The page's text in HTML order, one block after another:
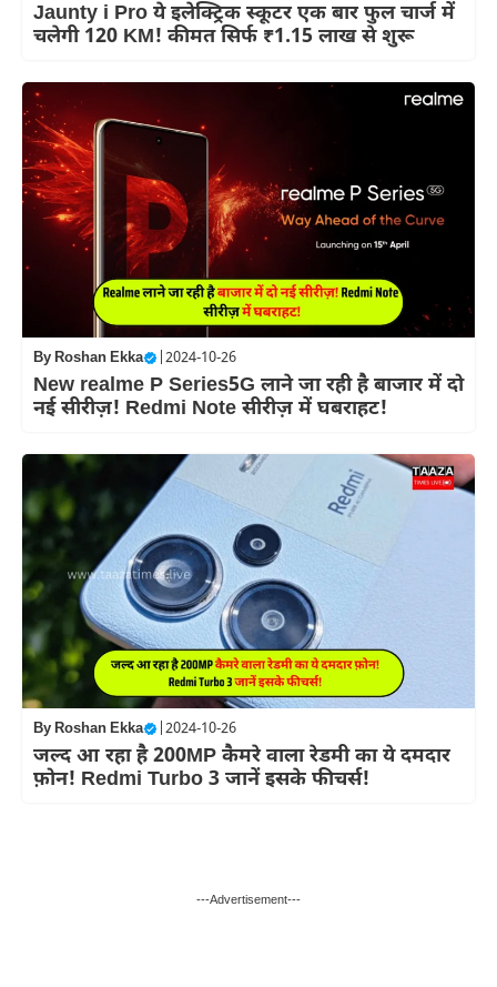
Jaunty i Pro ये इलेक्ट्रिक स्कूटर एक बार फुल चार्ज में
चलेगी 120 KM! कीमत सिर्फ ₹1.15 लाख से शुरू
ByRoshan Ekka 2024-10-26
New realme P Series5G लाने जा रही है बाजार में दो
नई सीरीज़! Redmi Note सीरीज़ में घबराहट!
ByRoshan Ekka 2024-10-26
जल्द आ रहा है 200MP कैमरे वाला रेडमी का ये दमदार
फ़ोन! Redmi Turbo 3 जानें इसके फीचर्स!
---Advertisement---